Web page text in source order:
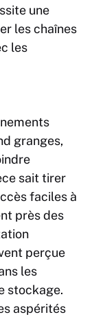
une
les chaînes
les
granges,
sait tirer
faciles à
près des
perçue
les
stockage.
aspérités